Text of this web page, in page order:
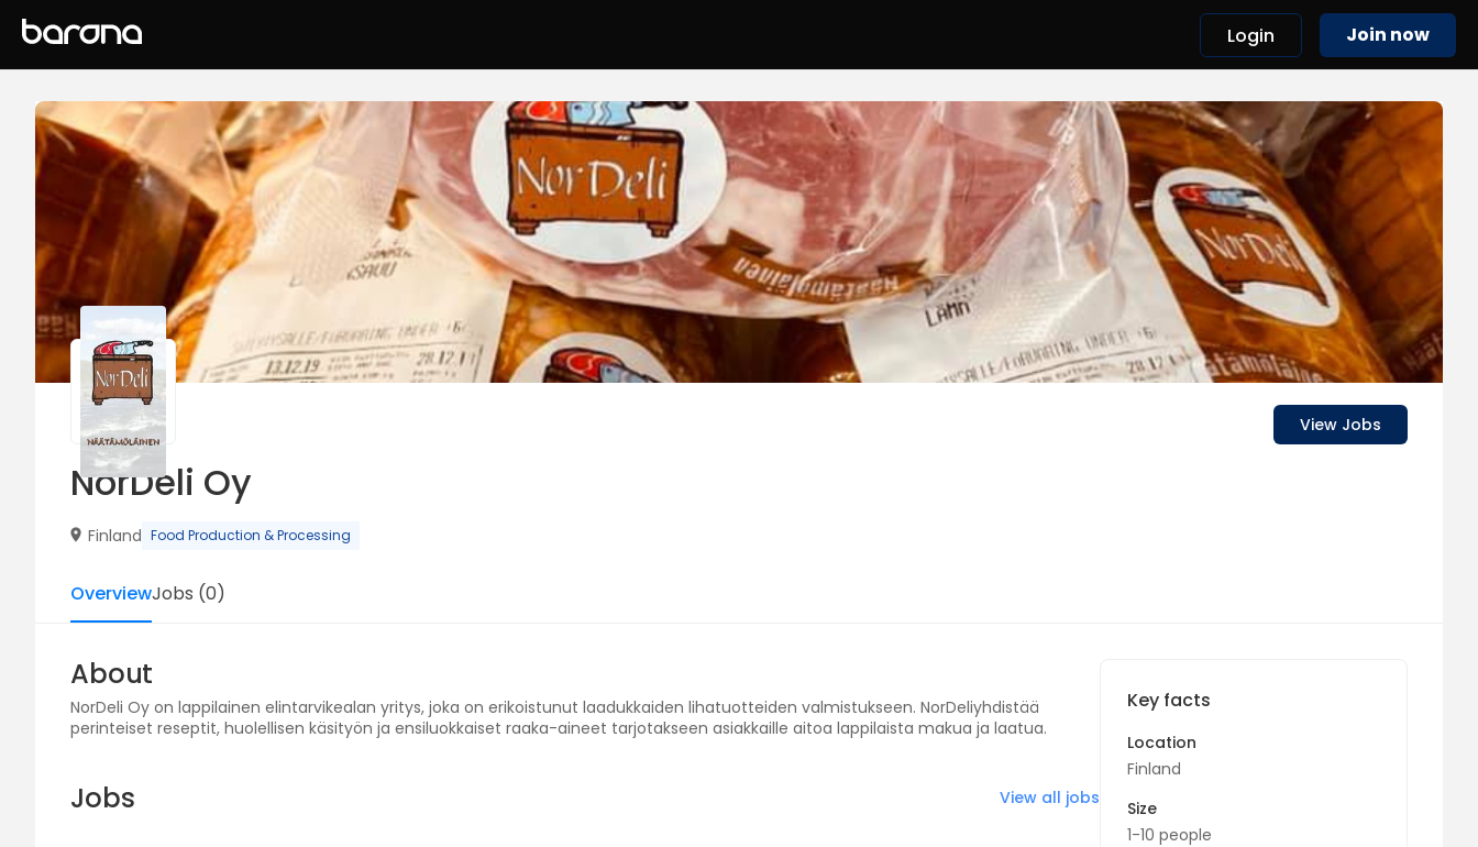
Login Join now
NorDeli Oy
Finland Food Production & Processing
View Jobs
OverviewJobs (0)
About
NorDeli Oy on lappilainen elintarvikealan yritys, joka on erikoistunut laadukkaiden lihatuotteiden valmistukseen. NorDeliyhdistää
perinteiset reseptit, huolellisen käsityön ja ensiluokkaiset raaka-aineet tarjotakseen asiakkaille aitoa lappilaista makua ja laatua.
Jobs View all jobs
Key facts
Location
Finland
Size
1-10 people